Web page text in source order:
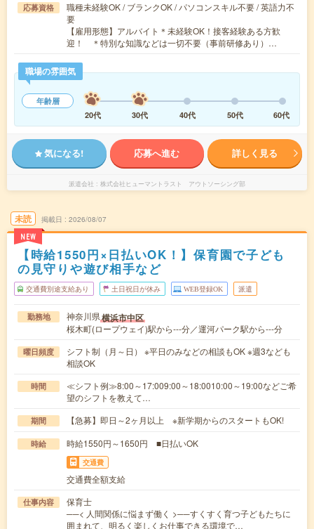
応募資格
職種未経験OK / ブランクOK / パソコンスキル不要 / 英語力不
要
【雇用形態】アルバイト＊未経験OK！接客経験ある方歓
迎！ ＊特別な知識などは一切不要（事前研修あり）…
職場の雰囲気
年齢層
20代
30代 40代 50代 60代
気になる! 応募へ進む 詳しく見る
派遣会社 株式会社ヒューマントラスト アウトソーシング部
未読
NEW
掲載日 2026/08/07
【時給1550円×日払いOK！】保育園で子ども
の見守りや遊び相手など
交通費別途支給あり 土日祝日が休み WEB登録OK 派遣
勤務地 神奈川県横浜市中区
桜木町(ロープウェイ)駅から---分／運河パーク駅から---分
曜日頻度
シフト制（月～日） ※平日のみなどの相談もOK ※週3なども
相談OK
時間
≪シフト例≫8:00～17:009:00～18:0010:00～19:00などご希
望のシフトを教えて…
期間 【急募】即日～2ヶ月以上 ※新学期からのスタートもOK!
時給 時給1550円～1650円 ■日払いOK
交通費
交通費全額支給
仕事内容
保育士
──< 人間関係に悩まず働く >──すくすく育つ子どもたちに
囲まれて、明るく楽しくお仕事できる環境で…